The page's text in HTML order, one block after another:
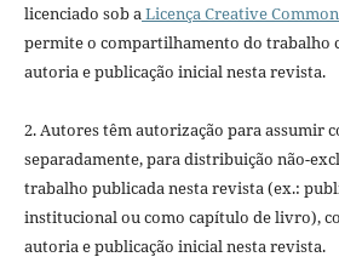
licenciado sob aLicença Creative
permite o compartilhamento do trabalho
autoria e publicação inicial nesta revista.
2. Autores têm autorização para assumir
separadamente, para distribuição não-
trabalho publicada nesta revista (ex.:
institucional ou como capítulo de livro),
autoria e publicação inicial nesta revista.